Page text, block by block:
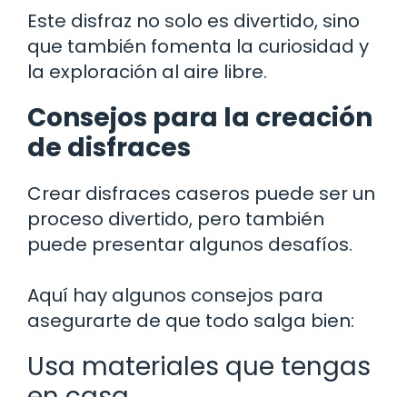
Este disfraz no solo es divertido, sino
que también fomenta la curiosidad y
la exploración al aire libre.
Consejos para la creación
de disfraces
Crear disfraces caseros puede ser un
proceso divertido, pero también
puede presentar algunos desafíos.
Aquí hay algunos consejos para
asegurarte de que todo salga bien:
Usa materiales que tengas